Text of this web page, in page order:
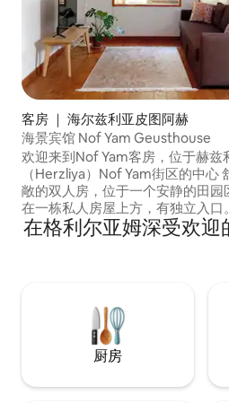
客房 ｜ 海尔兹利亚皮图阿赫
海景宾馆 Nof Yam Geusthouse
欢迎来到Nof Yam客房，位于赫兹
（Herzliya）Nof Yam街区的中心
敞的双人房，位于一个安静的田园
在一栋私人房屋上方，有独立入口
即可抵达美丽的悉尼阿里海滩和街
中心。 该单元分为两层：入口楼
淋浴间。 楼层之间有陡峭的木楼梯 舒适、
宁静和靠近大海的完美结合。
在格利尔亚姆深受欢
厨房